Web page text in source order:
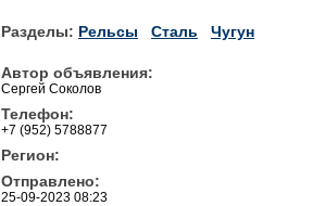
Разделы: Рельсы Сталь Чугун
Автор объявления:
Сергей Соколов
Телефон:
+7 (952) 5788877
Регион:
Отправлено:
25-09-2023 08:23